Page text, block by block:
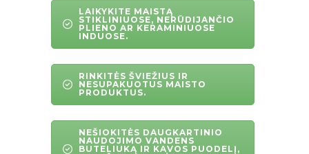
LAIKYKITE MAISTĄ
STIKLINIUOSE, NERŪDIJANČIO
PLIENO AR KERAMINIUOSE
INDUOSE.
RINKITĖS ŠVIEŽIUS IR
NESUPAKUOTUS MAISTO
PRODUKTUS.
NEŠIOKITĖS DAUGKARTINIO
NAUDOJIMO VANDENS
BUTELIUKĄ IR KAVOS PUODELĮ,